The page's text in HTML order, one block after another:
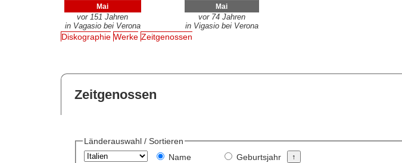
Mai
vor 151 Jahren
in Vagasio bei Verona
Mai
vor 74 Jahren
in Vigasio bei Verona
Diskographie Werke Zeitgenossen
Zeitgenossen
Länderauswahl / Sortieren
Name
Geburtsjahr